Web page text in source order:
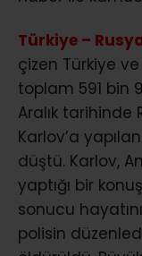
Türkiye –
çizen Türkiye
toplam 591 bin
Aralık tarihinde
Karlov’a
düştü. Karlov,
yaptığı bir
sonucu
polisin